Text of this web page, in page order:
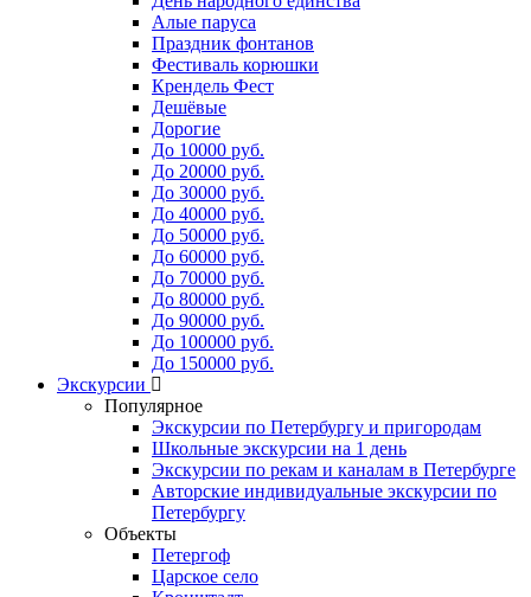
Алые паруса
Праздник фонтанов
Фестиваль корюшки
Крендель Фест
Дешёвые
Дорогие
До 10000 руб.
До 20000 руб.
До 30000 руб.
До 40000 руб.
До 50000 руб.
До 60000 руб.
До 70000 руб.
До 80000 руб.
До 90000 руб.
До 100000 руб.
До 150000 руб.
Экскурсии
Популярное
Экскурсии по Петербургу и пригородам
Школьные экскурсии на 1 день
Экскурсии по рекам и каналам в Петербурге
Авторские индивидуальные экскурсии по
Петербургу
Объекты
Петергоф
Царское село